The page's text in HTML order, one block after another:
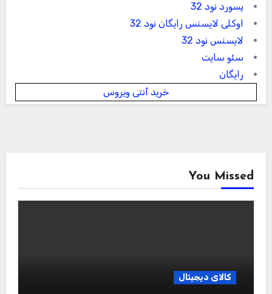
پسورد نود 32
اوکلی لایسنس رایگان نود 32
لایسنس نود 32
سئو سایت
رایگان
خرید آنتی ویروس
You Missed
کالای دیجیتال